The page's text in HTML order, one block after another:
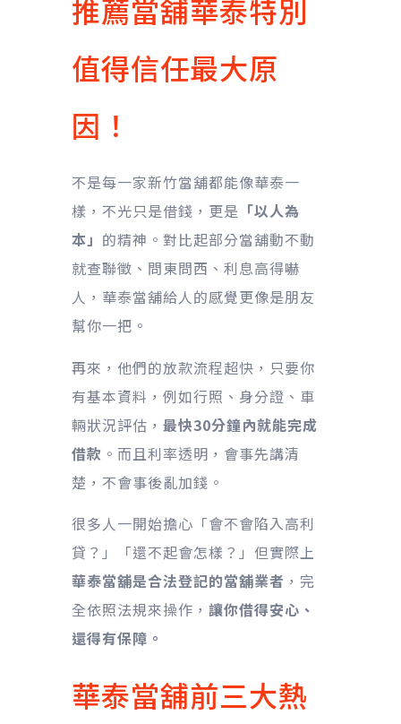
推薦當舖華泰特別
值得信任最大原
因！
不是每一家新竹當舖都能像華泰一
樣，不光只是借錢，更是 「以人為
本」 的精神。對比起部分當舖動不動
就查聯徵、問東問西、利息高得嚇
人，華泰當舖給人的感覺更像是朋友
幫你一把。
再來，他們的放款流程超快，只要你
有基本資料，例如行照、身分證、車
輛狀況評估， 最快30分鐘內就能完成
借款 。而且利率透明，會事先講清
楚，不會事後亂加錢。
很多人一開始擔心「會不會陷入高利
貸？」「還不起會怎樣？」但實際上
華泰當舖是合法登記的當舖業者 ，完
全依照法規來操作， 讓你借得安心、
還得有保障。
華泰當舖前三大熱